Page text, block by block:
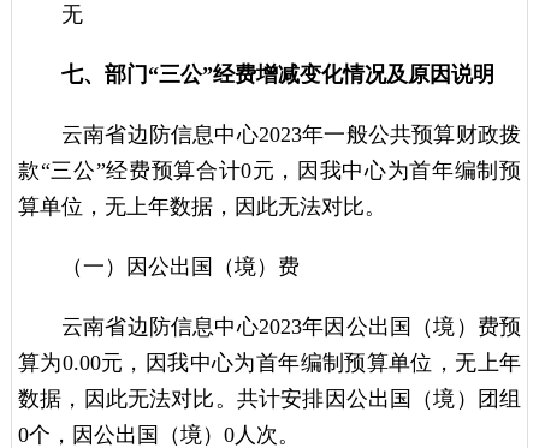
无
七、部门“三公”经费增减变化情况及原因说明
云南省边防信息中心2023年一般公共预算财政拨
款“三公”经费预算合计0元，因我中心为首年编制预
算单位，无上年数据，因此无法对比。
（一）因公出国（境）费
云南省边防信息中心2023年因公出国（境）费预
算为0.00元，因我中心为首年编制预算单位，无上年
数据，因此无法对比。共计安排因公出国（境）团组
0个，因公出国（境）0人次。